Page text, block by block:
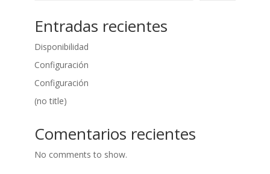
Entradas recientes
Disponibilidad
Configuración
Configuración
(no title)
Comentarios recientes
No comments to show.